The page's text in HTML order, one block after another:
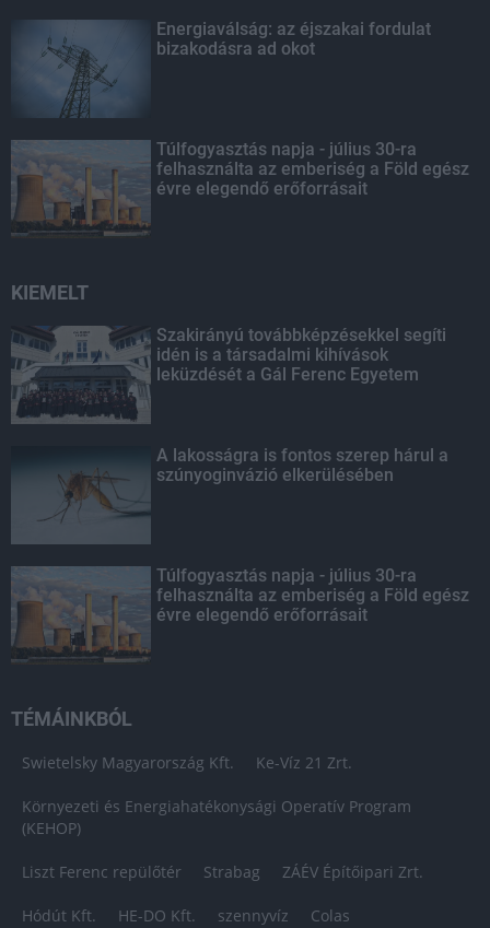
Energiaválság: az éjszakai fordulat
bizakodásra ad okot
Túlfogyasztás napja - július 30-ra
felhasználta az emberiség a Föld egész
évre elegendő erőforrásait
KIEMELT
Szakirányú továbbképzésekkel segíti
idén is a társadalmi kihívások
leküzdését a Gál Ferenc Egyetem
A lakosságra is fontos szerep hárul a
szúnyoginvázió elkerülésében
Túlfogyasztás napja - július 30-ra
felhasználta az emberiség a Föld egész
évre elegendő erőforrásait
TÉMÁINKBÓL
Swietelsky Magyarország Kft. Ke-Víz 21 Zrt.
Környezeti és Energiahatékonysági Operatív Program
(KEHOP)
Liszt Ferenc repülőtér Strabag ZÁÉV Építőipari Zrt.
Hódút Kft. HE-DO Kft. szennyvíz Colas